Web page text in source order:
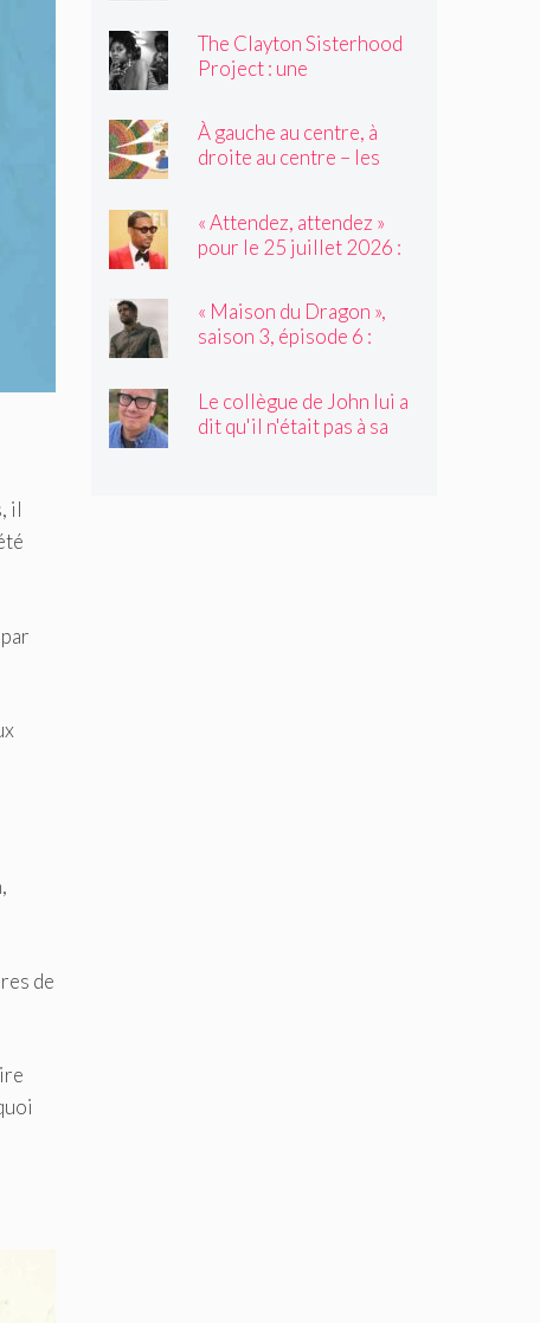
il
de
ans
The Clayton Sisterhood
Project : une
migration inversée de sa
famille du Nord vers le
Sud
À gauche au centre, à
droite au centre – les
histoires »
« Attendez, attendez »
pour le 25 juillet 2026 :
Williams
« Maison du Dragon »,
saison 3, épisode 6 :
Le collègue de John lui a
dit qu'il n'était pas à sa